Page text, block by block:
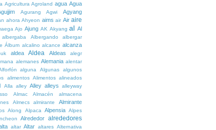
Agricultura Agroland agua Agua
Agurang Agwi Agyang
ahora Ahyeon aims air Air aire
Ajo Ajung AK Akyang al Al
albergaba Albergando
albergar
Álbum alcalino alcance alcanza
aldea Aldea Aldeas
alegr
alemanes Alemania alentar
alguna Algunas
algunos
alimentos Alimentos alineados
Alla alley Alley alleys
alleyway
Almac Almacén
almacena
Almecs almirante Almirante
Along Alpaca Alpensia Alpes
Alrededor alrededores
altar Altar altares Alternativa